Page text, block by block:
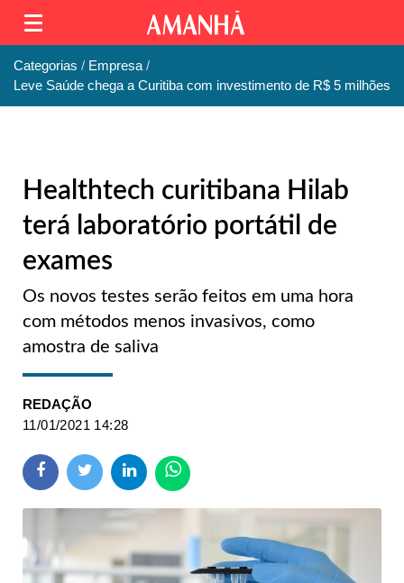
Categorias
Empresa
Leve Saúde chega a Curitiba com investimento de R$ 5 milhões
Healthtech curitibana Hilab
terá laboratório portátil de
exames
Os novos testes serão feitos em uma hora
com métodos menos invasivos, como
amostra de saliva
REDAÇÃO
11/01/2021 14:28